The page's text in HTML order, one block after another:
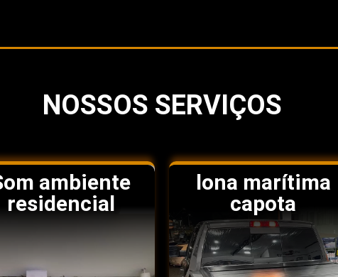
NOSSOS SERVIÇOS
ambiente
residencial
lona marítima
capota